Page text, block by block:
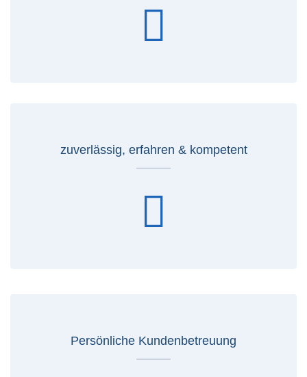
zuverlässig, erfahren & kompetent
Persönliche Kundenbetreuung